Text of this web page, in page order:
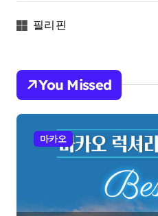
필리핀
You Missed
마카오